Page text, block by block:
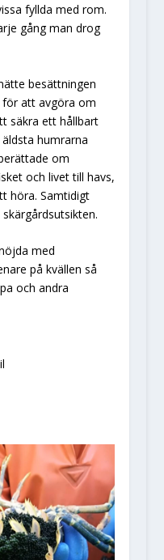
fyllda med rom.
gång man drog
besättningen
att avgöra om
säkra ett hållbart
humrarna
om
och livet till havs,
höra. Samtidigt
med
på kvällen så
och andra